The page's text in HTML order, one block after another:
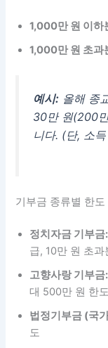
1,000만 원 이하
1,000만 원 초과
예시: 올해 종
30만 원(200
니다. (단, 소
기부금 종류별 한도
정치자금 기부금:
급, 10만 원 초
고향사랑 기부금:
대 500만 원 한
법정기부금 (국
도